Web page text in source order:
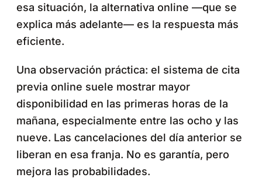
esa situación, la alternativa online —que se
explica más adelante— es la respuesta más
eficiente.
Una observación práctica: el sistema de cita
previa online suele mostrar mayor
disponibilidad en las primeras horas de la
mañana, especialmente entre las ocho y las
nueve. Las cancelaciones del día anterior se
liberan en esa franja. No es garantía, pero
mejora las probabilidades.